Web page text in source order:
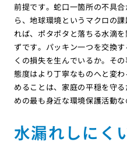
前提です。蛇口一箇所の不具
ら、地球環境というマクロの
れば、ポタポタと落ちる水滴
ずです。パッキン一つを交換
くの損失を生んでいるか。そ
態度はより丁寧なものへと変
めることは、家庭の平穏を守
めの最も身近な環境保護活動な
水漏れしにく